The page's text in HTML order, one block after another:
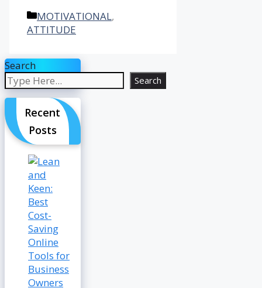
Categories
MOTIVATIONAL,
ATTITUDE
Search
Search
Recent
Posts